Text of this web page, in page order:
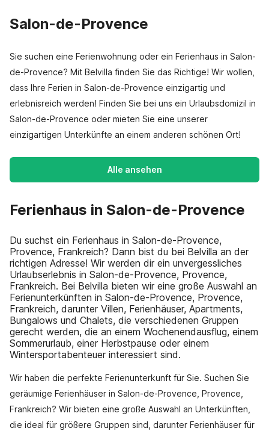
Salon-de-Provence
Sie suchen eine Ferienwohnung oder ein Ferienhaus in Salon-
de-Provence? Mit Belvilla finden Sie das Richtige! Wir wollen,
dass Ihre Ferien in Salon-de-Provence einzigartig und
erlebnisreich werden! Finden Sie bei uns ein Urlaubsdomizil in
Salon-de-Provence oder mieten Sie eine unserer
einzigartigen Unterkünfte an einem anderen schönen Ort!
Alle ansehen
Ferienhaus in Salon-de-Provence
Du suchst ein Ferienhaus in Salon-de-Provence,
Provence, Frankreich? Dann bist du bei Belvilla an der
richtigen Adresse! Wir werden dir ein unvergessliches
Urlaubserlebnis in Salon-de-Provence, Provence,
Frankreich. Bei Belvilla bieten wir eine große Auswahl an
Ferienunterkünften in Salon-de-Provence, Provence,
Frankreich, darunter Villen, Ferienhäuser, Apartments,
Bungalows und Chalets, die verschiedenen Gruppen
gerecht werden, die an einem Wochenendausflug, einem
Sommerurlaub, einer Herbstpause oder einem
Wintersportabenteuer interessiert sind.
Wir haben die perfekte Ferienunterkunft für Sie. Suchen Sie
geräumige Ferienhäuser in Salon-de-Provence, Provence,
Frankreich? Wir bieten eine große Auswahl an Unterkünften,
die ideal für größere Gruppen sind, darunter Ferienhäuser für